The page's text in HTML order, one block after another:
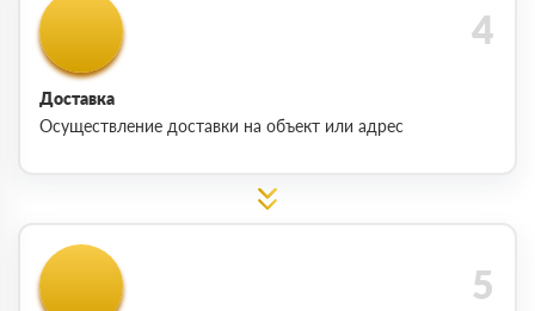
Доставка
Осуществление доставки на объект или адрес